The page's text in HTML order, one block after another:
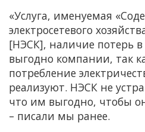
«Услуга, именуемая
электросетевого
[НЭСК], наличие потерь
выгодно компании, так
потребление
реализуют. НЭСК не
что им выгодно, чтобы
– писали мы ранее.